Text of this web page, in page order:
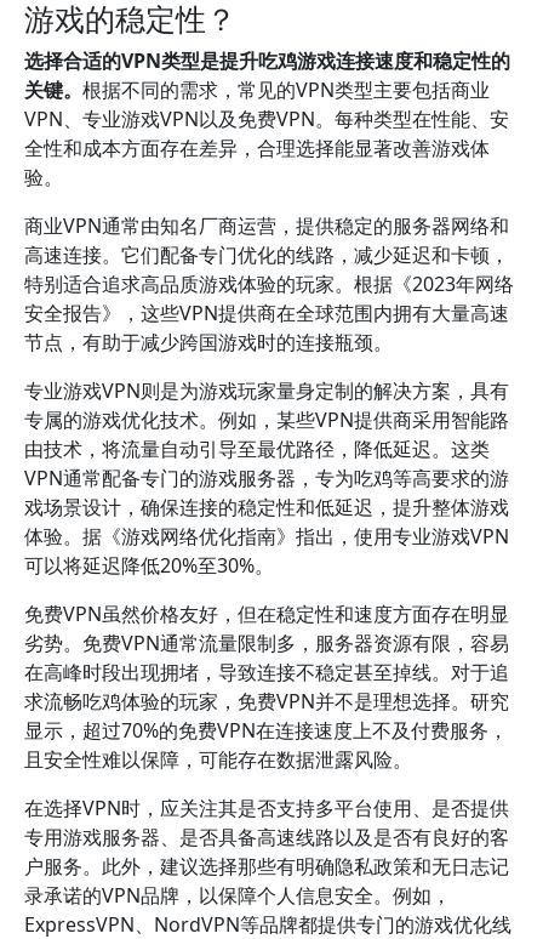
游戏的稳定性？
选择合适的VPN类型是提升吃鸡游戏连接速度和稳定性的
关键。 根据不同的需求，常见的VPN类型主要包括商业
VPN、专业游戏VPN以及免费VPN。每种类型在性能、安
全性和成本方面存在差异，合理选择能显著改善游戏体
验。
商业VPN通常由知名厂商运营，提供稳定的服务器网络和
高速连接。它们配备专门优化的线路，减少延迟和卡顿，
特别适合追求高品质游戏体验的玩家。根据《2023年网络
安全报告》，这些VPN提供商在全球范围内拥有大量高速
节点，有助于减少跨国游戏时的连接瓶颈。
专业游戏VPN则是为游戏玩家量身定制的解决方案，具有
专属的游戏优化技术。例如，某些VPN提供商采用智能路
由技术，将流量自动引导至最优路径，降低延迟。这类
VPN通常配备专门的游戏服务器，专为吃鸡等高要求的游
戏场景设计，确保连接的稳定性和低延迟，提升整体游戏
体验。据《游戏网络优化指南》指出，使用专业游戏VPN
可以将延迟降低20%至30%。
免费VPN虽然价格友好，但在稳定性和速度方面存在明显
劣势。免费VPN通常流量限制多，服务器资源有限，容易
在高峰时段出现拥堵，导致连接不稳定甚至掉线。对于追
求流畅吃鸡体验的玩家，免费VPN并不是理想选择。研究
显示，超过70%的免费VPN在连接速度上不及付费服务，
且安全性难以保障，可能存在数据泄露风险。
在选择VPN时，应关注其是否支持多平台使用、是否提供
专用游戏服务器、是否具备高速线路以及是否有良好的客
户服务。此外，建议选择那些有明确隐私政策和无日志记
录承诺的VPN品牌，以保障个人信息安全。例如，
ExpressVPN、NordVPN等品牌都提供专门的游戏优化线